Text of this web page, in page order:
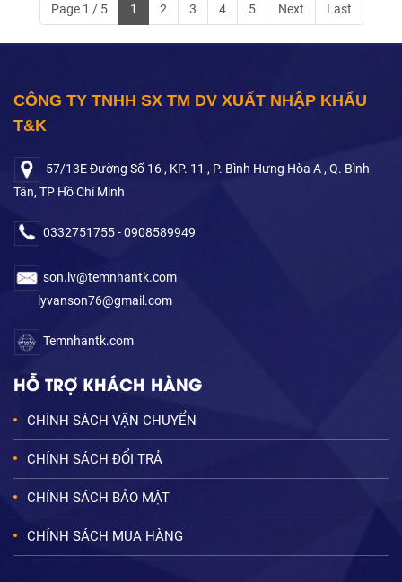
Page 1 / 5 1 2 3 4 5 Next Last
CÔNG TY TNHH SX TM DV XUẤT NHẬP KHẨU
T&K
57/13E Đường Số 16 , KP. 11 , P. Bình Hưng Hòa A , Q. Bình
Tân, TP Hồ Chí Minh
0332751755 - 0908589949
son.lv@temnhantk.com
lyvanson76@gmail.com
Temnhantk.com
HỖ TRỢ KHÁCH HÀNG
CHÍNH SÁCH VẬN CHUYỂN
CHÍNH SÁCH ĐỔI TRẢ
CHÍNH SÁCH BẢO MẬT
CHÍNH SÁCH MUA HÀNG